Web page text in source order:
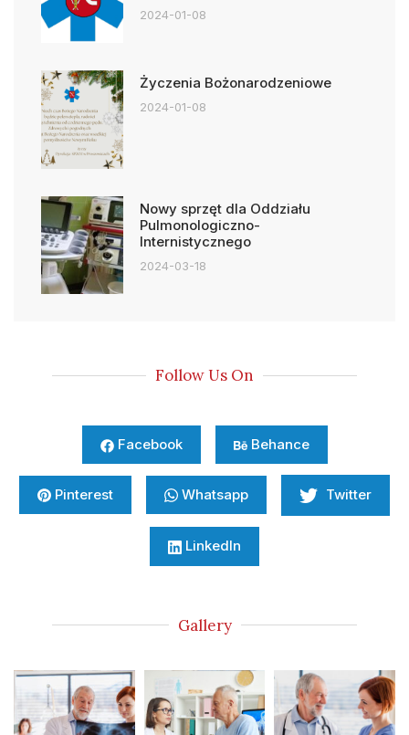
2024-01-08
Życzenia Bożonarodzeniowe
2024-01-08
Nowy sprzęt dla Oddziału
Pulmonologiczno-
Internistycznego
2024-03-18
Follow Us On
Facebook Behance
Pinterest Whatsapp Twitter
LinkedIn
Gallery